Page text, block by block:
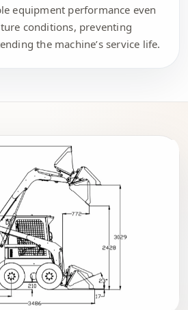
equipment performance even
conditions, preventing
the machine’s service life.